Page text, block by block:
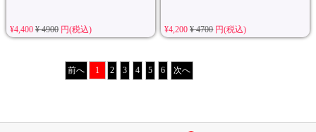
¥4,400 ¥ 4900円(税込) ¥4,200¥ 4700円(税込)
前へ 1 2 3 4 5 6 次へ